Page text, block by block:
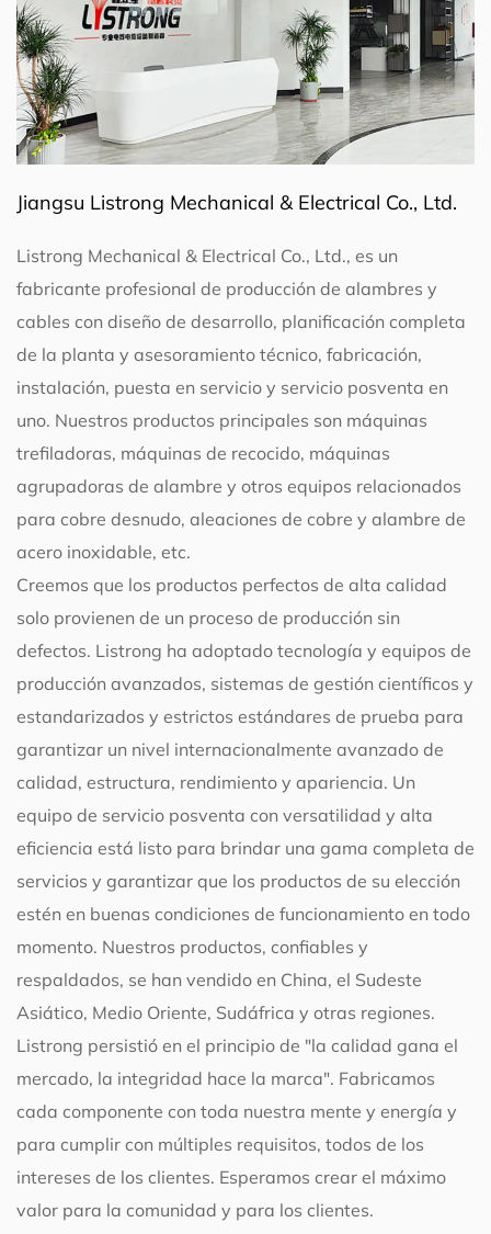
Jiangsu Listrong Mechanical & Electrical Co., Ltd.
Listrong Mechanical & Electrical Co., Ltd., es un
fabricante profesional de producción de alambres y
cables con diseño de desarrollo, planificación completa
de la planta y asesoramiento técnico, fabricación,
instalación, puesta en servicio y servicio posventa en
uno. Nuestros productos principales son máquinas
trefiladoras, máquinas de recocido, máquinas
agrupadoras de alambre y otros equipos relacionados
para cobre desnudo, aleaciones de cobre y alambre de
acero inoxidable, etc.
Creemos que los productos perfectos de alta calidad
solo provienen de un proceso de producción sin
defectos. Listrong ha adoptado tecnología y equipos de
producción avanzados, sistemas de gestión científicos y
estandarizados y estrictos estándares de prueba para
garantizar un nivel internacionalmente avanzado de
calidad, estructura, rendimiento y apariencia. Un
equipo de servicio posventa con versatilidad y alta
eficiencia está listo para brindar una gama completa de
servicios y garantizar que los productos de su elección
estén en buenas condiciones de funcionamiento en todo
momento. Nuestros productos, confiables y
respaldados, se han vendido en China, el Sudeste
Asiático, Medio Oriente, Sudáfrica y otras regiones.
Listrong persistió en el principio de "la calidad gana el
mercado, la integridad hace la marca". Fabricamos
cada componente con toda nuestra mente y energía y
para cumplir con múltiples requisitos, todos de los
intereses de los clientes. Esperamos crear el máximo
valor para la comunidad y para los clientes.